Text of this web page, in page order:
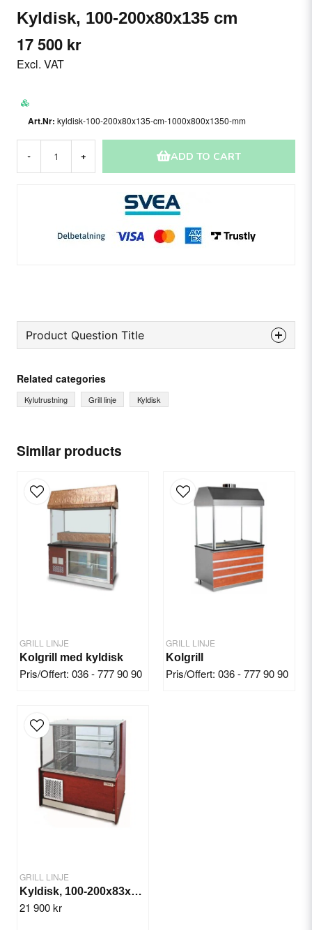
Kyldisk, 100-200x80x135 cm
17 500 kr
Excl. VAT
kyldisk-100-200x80x135-cm-1000x800x1350-mm
- + ADD TO CART
Similar products
GRILL LINJE
Kolgrill med kyldisk
Pris/Offert: 036 - 777 90 90
GRILL LINJE
Kolgrill
Pris/Offert: 036 - 777 90 90
GRILL LINJE
Kyldisk, 100-200x83x135 cm
21 900 kr
Product Question Title
Ask us something about this product...
Name
email
Email
Yes, you can publish my question.
Related categories
Kylutrustning Grill linje Kyldisk